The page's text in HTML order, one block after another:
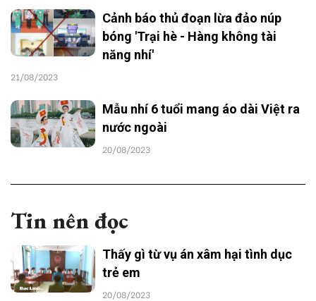
Cảnh báo thủ đoạn lừa đảo núp
bóng 'Trại hè - Hàng không tài
năng nhí'
21/08/2023
Mẫu nhí 6 tuổi mang áo dài Việt ra
nước ngoài
20/08/2023
Tin nên đọc
Thấy gì từ vụ án xâm hại tình dục
trẻ em
20/08/2023